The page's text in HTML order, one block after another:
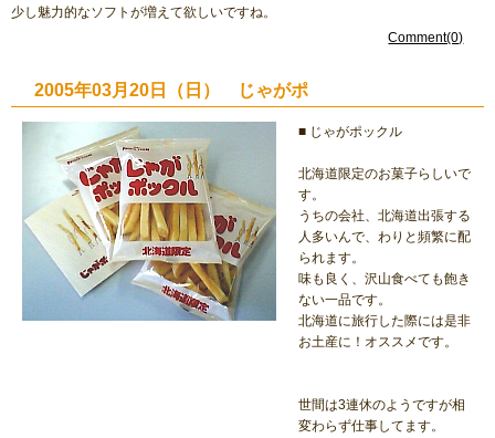
少し魅力的なソフトが増えて欲しいですね。
Comment(0)
2005年03月20日（日） じゃがポ
■ じゃがポックル
北海道限定のお菓子らしいで
す。
うちの会社、北海道出張する
人多いんで、わりと頻繁に配
られます。
味も良く、沢山食べても飽き
ない一品です。
北海道に旅行した際には是非
お土産に！オススメです。
世間は3連休のようですが相
変わらず仕事してます。